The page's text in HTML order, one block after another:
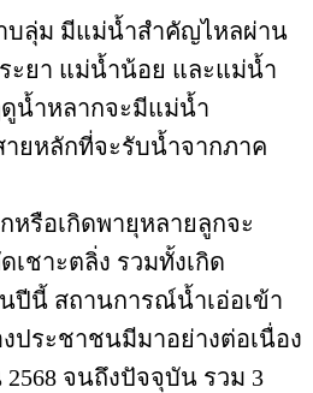
บลุ่ม มีแม่น้ำสำคัญไหลผ่าน
ะยา แม่น้ำน้อย และแม่น้ำ
น้ำหลากจะมีแม่น้ำ
ายหลักที่จะรับน้ำจากภาค
รือเกิดพายุหลายลูกจะ
ชาะตลิ่ง รวมทั้งเกิด
ปีนี้ สถานการณ์น้ำเอ่อเข้า
ประชาชนมีมาอย่างต่อเนื่อง
จนถึงปัจจุบัน รวม 3